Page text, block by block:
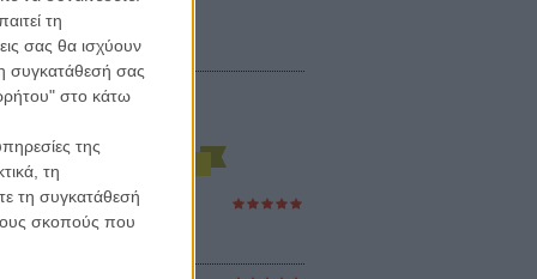
τη
σας θα ισχύουν
συγκατάθεσή σας
στο κάτω
της
τη
τη συγκατάθεσή
σκοπούς που
Βερκμάιστερ
Harmonies